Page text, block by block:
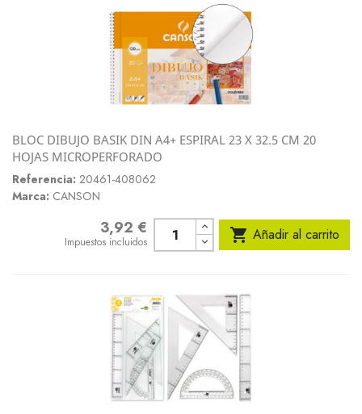
BLOC DIBUJO BASIK DIN A4+ ESPIRAL 23 X 32.5 CM 20
HOJAS MICROPERFORADO
Referencia: 20461-408062
Marca: CANSON
3,92 €
Impuestos incluidos  Añadir al carrito